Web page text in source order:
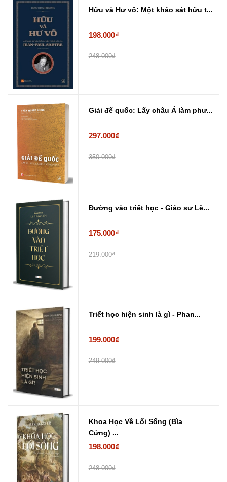
Hữu và Hư vô: Một khảo sát hữu t...
198.000₫
248.000₫
Giải đế quốc: Lấy châu Á làm phư...
297.000₫
350.000₫
Đường vào triết học - Giáo sư Lê...
175.000₫
219.000₫
Triết học hiện sinh là gì - Phan...
199.000₫
249.000₫
Khoa Học Về Lối Sống (Bìa
Cứng) ...
198.000₫
248.000₫